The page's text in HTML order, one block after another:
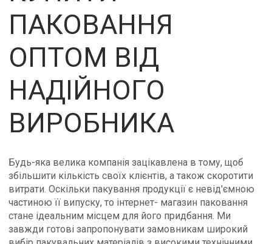
ПАКОВАННЯ
ОПТОМ ВІД
НАДІЙНОГО
ВИРОБНИКА
Будь-яка велика компанія зацікавлена в тому, щоб
збільшити кількість своїх клієнтів, а також скоротити
витрати. Оскільки пакування продукції є невід'ємною
частиною її випуску, то інтернет- магазин паковання
стане ідеальним місцем для його придбання. Ми
завжди готові запропонувати замовникам широкий